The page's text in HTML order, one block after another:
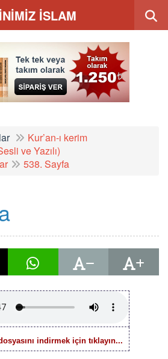
İSLAM
Kur’an-ı kerim
ve Yazılı)
538. Sayfa
indirmek için tıklayın...